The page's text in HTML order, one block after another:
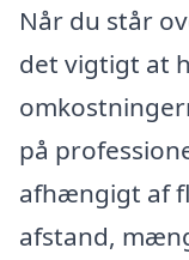
Når du står
det vigtigt at
på
afhængigt af
afstand,